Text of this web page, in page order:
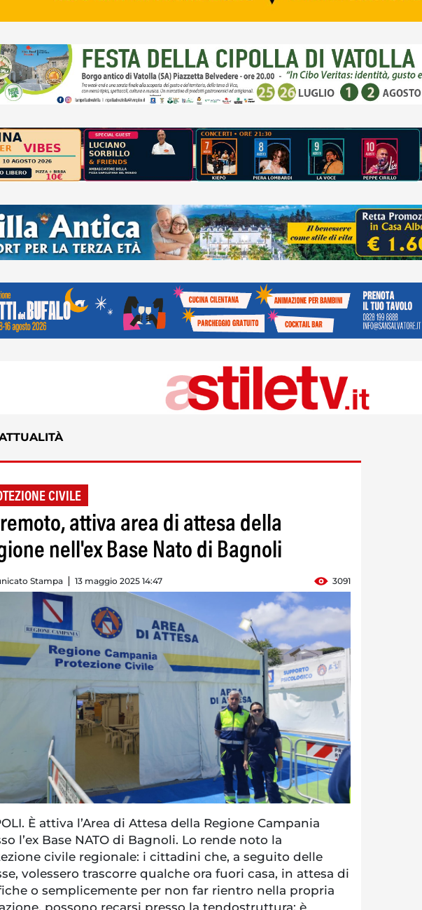
CIVILE
attiva area di attesa della
nell'ex Base Nato di Bagnoli
Stampa 13 maggio 2025 14:47 3091
È attiva l’Area di Attesa della Regione Campania
l’ex Base NATO di Bagnoli. Lo rende noto la
civile regionale: i cittadini che, a seguito delle
volessero trascorre qualche ora fuori casa, in attesa di
o semplicemente per non far rientro nella propria
possono recarsi presso la tendostruttura: è